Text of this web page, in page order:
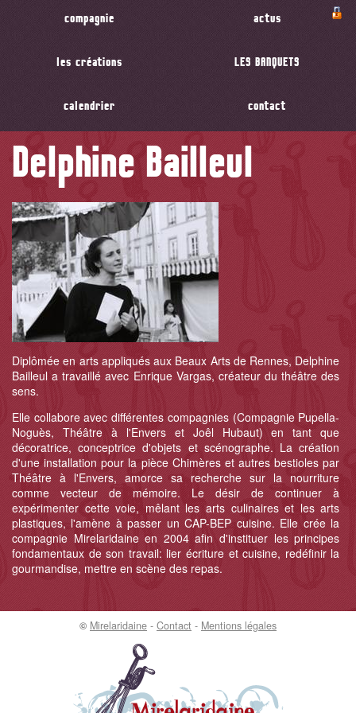
compagnie actus
les créations LES BANQUETS
calendrier contact
Delphine Bailleul
Diplômée en arts appliqués aux Beaux Arts de Rennes, Delphine
Bailleul a travaillé avec Enrique Vargas, créateur du théâtre des
sens.
Elle collabore avec différentes compagnies (Compagnie Pupella-
Noguès, Théâtre à l'Envers et Joêl Hubaut) en tant que
décoratrice, conceptrice d'objets et scénographe. La création
d'une installation pour la pièce Chimères et autres bestioles par
Théâtre à l'Envers, amorce sa recherche sur la nourriture
comme vecteur de mémoire. Le désir de continuer à
expérimenter cette voie, mêlant les arts culinaires et les arts
plastiques, l'amène à passer un CAP-BEP cuisine. Elle crée la
compagnie Mirelaridaine en 2004 afin d'instituer les principes
fondamentaux de son travail: lier écriture et cuisine, redéfinir la
gourmandise, mettre en scène des repas.
© Mirelaridaine - Contact - Mentions légales